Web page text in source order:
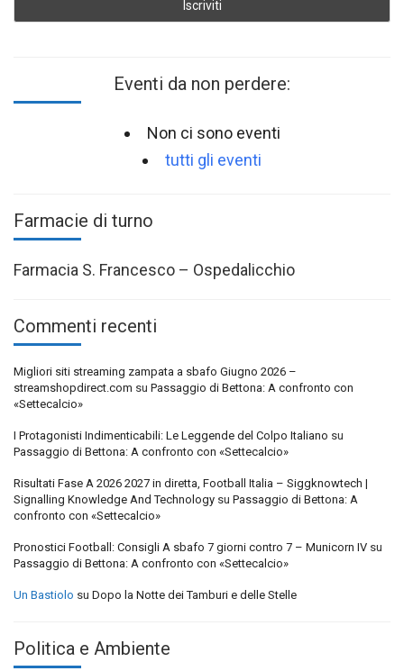
Eventi da non perdere:
Non ci sono eventi
tutti gli eventi
Farmacie di turno
Farmacia S. Francesco – Ospedalicchio
Commenti recenti
Migliori siti streaming zampata a sbafo Giugno 2026 –
streamshopdirect.com su Passaggio di Bettona: A confronto con
«Settecalcio»
I Protagonisti Indimenticabili: Le Leggende del Colpo Italiano su
Passaggio di Bettona: A confronto con «Settecalcio»
Risultati Fase A 2026 2027 in diretta, Football Italia – Siggknowtech |
Signalling Knowledge And Technology su Passaggio di Bettona: A
confronto con «Settecalcio»
Pronostici Football: Consigli A sbafo 7 giorni contro 7 – Municorn IV su
Passaggio di Bettona: A confronto con «Settecalcio»
Un Bastiolo su Dopo la Notte dei Tamburi e delle Stelle
Politica e Ambiente